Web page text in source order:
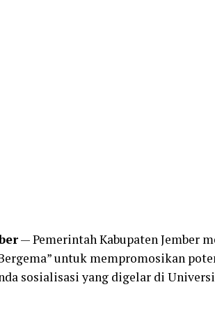
— Pemerintah Kabupaten Jember
untuk mempromosikan
sosialisasi yang digelar di